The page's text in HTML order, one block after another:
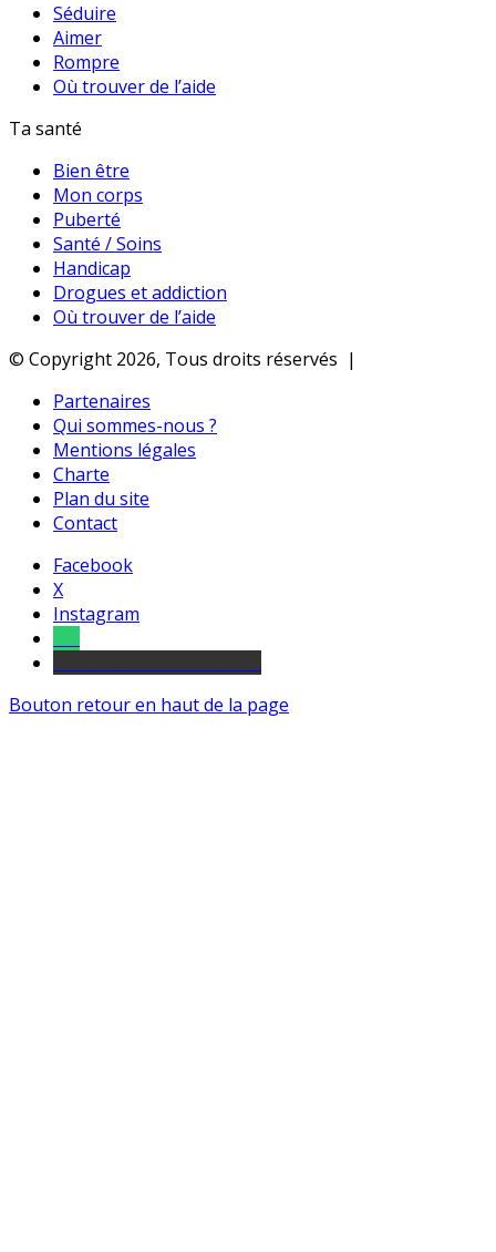
Séduire
Aimer
Rompre
Où trouver de l’aide
Ta santé
Bien être
Mon corps
Puberté
Santé / Soins
Handicap
Drogues et addiction
Où trouver de l’aide
© Copyright 2026, Tous droits réservés |
Partenaires
Qui sommes-nous ?
Mentions légales
Charte
Plan du site
Contact
Facebook
X
Instagram
Bouton retour en haut de la page